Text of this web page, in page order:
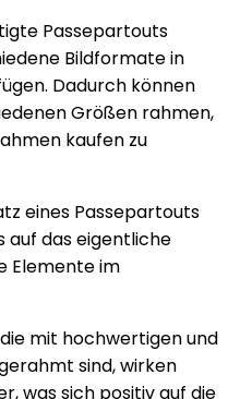
Passepartouts
Bildformate in
Dadurch können
Größen rahmen,
kaufen zu
eines Passepartouts
auf das eigentliche
Elemente im
mit hochwertigen und
sind, wirken
was sich positiv auf die